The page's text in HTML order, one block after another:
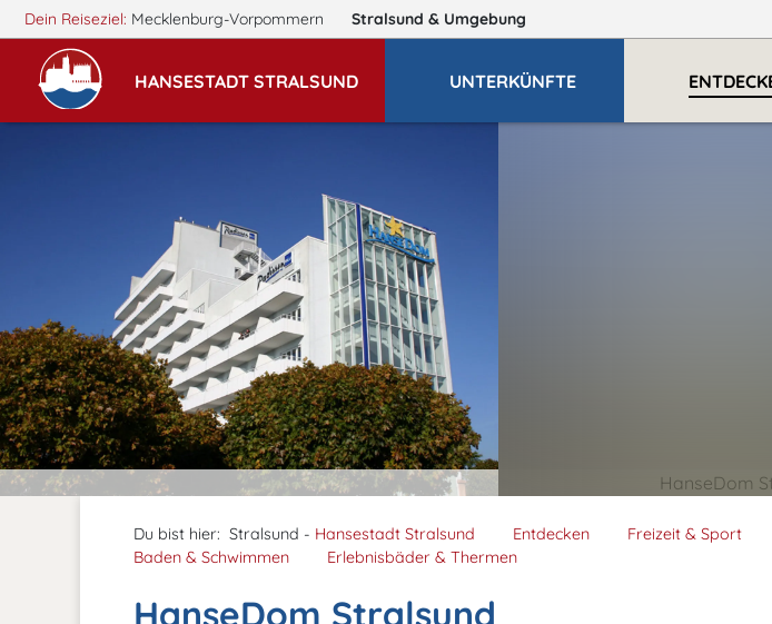
Dein Reiseziel: Mecklenburg-Vorpommern Stralsund & Umgebung
HANSESTADT STRALSUND UNTERKÜNFTE
HanseDom
Du bist hier: Stralsund - Hansestadt Stralsund Entdecken
Freizeit & Sport
Baden & Schwimmen
Erlebnisbäder & Thermen
HanseDom Stralsund